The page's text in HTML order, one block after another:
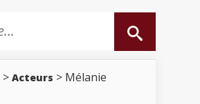
> Acteurs > Mélanie